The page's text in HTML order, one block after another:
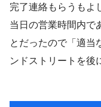
完了連絡もらうもよ
当日の営業時間内で
とだったので「適当
ンドストリートを後